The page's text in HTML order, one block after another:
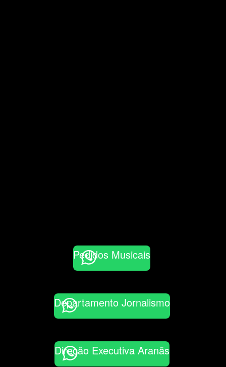
Pedidos Musicais
Departamento Jornalismo
Direção Executiva Aranãs